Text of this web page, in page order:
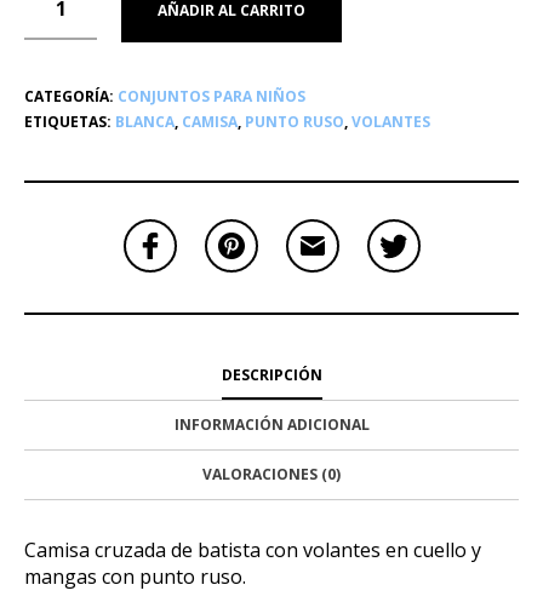
AÑADIR AL CARRITO
CATEGORÍA: CONJUNTOS PARA NIÑOS
ETIQUETAS: BLANCA, CAMISA, PUNTO RUSO,VOLANTES
DESCRIPCIÓN
INFORMACIÓN ADICIONAL
VALORACIONES (0)
Camisa cruzada de batista con volantes en cuello y
mangas con punto ruso.